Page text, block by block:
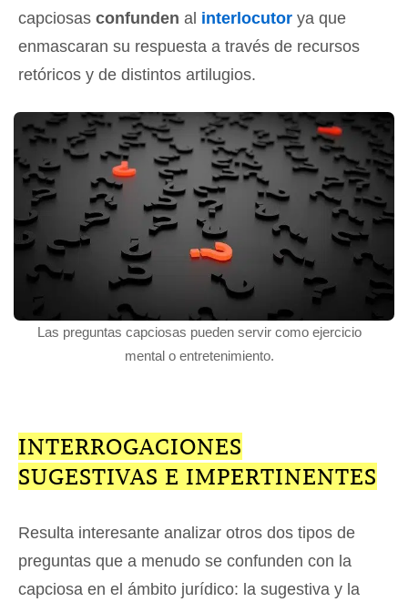
capciosas confunden al interlocutor ya que
enmascaran su respuesta a través de recursos
retóricos y de distintos artilugios.
Las preguntas capciosas pueden servir como ejercicio
mental o entretenimiento.
INTERROGACIONES
SUGESTIVAS E IMPERTINENTES
Resulta interesante analizar otros dos tipos de
preguntas que a menudo se confunden con la
capciosa en el ámbito jurídico: la sugestiva y la